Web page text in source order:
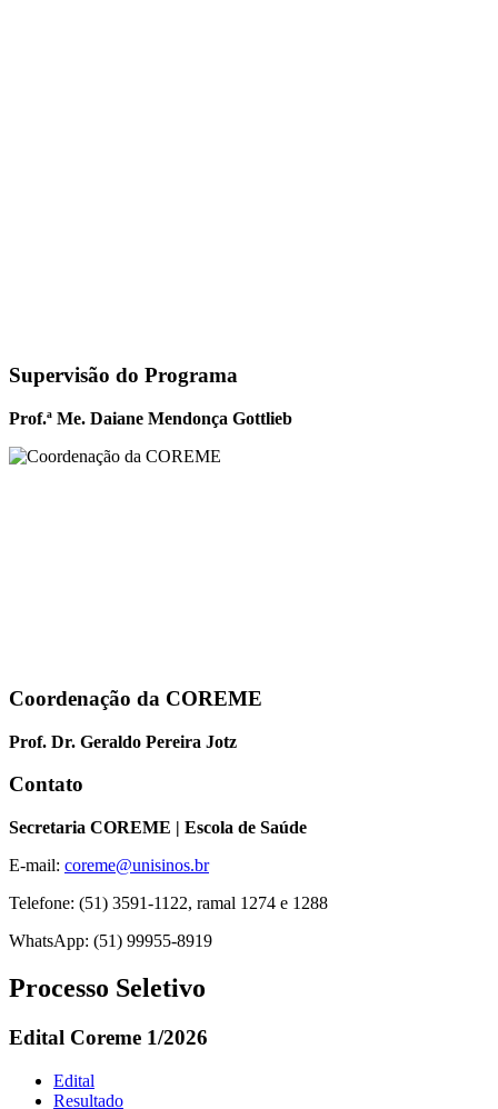
Supervisão do Programa
Prof.ª Me. Daiane Mendonça Gottlieb
Coordenação da COREME
Prof. Dr. Geraldo Pereira Jotz
Contato
Secretaria COREME | Escola de Saúde
E-mail: coreme@unisinos.br
Telefone: (51) 3591-1122, ramal 1274 e 1288
WhatsApp: (51) 99955-8919
Processo Seletivo
Edital Coreme 1/2026
Edital
Resultado